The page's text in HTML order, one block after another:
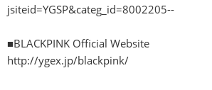
jsiteid=YGSP&categ_id=8002205--
■BLACKPINK Official Website
http://ygex.jp/blackpink/